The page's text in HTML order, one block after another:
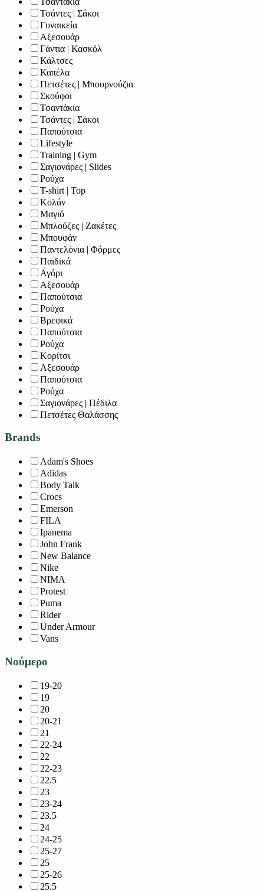
Τσάντες | Σάκοι
Γυναικεία
Αξεσουάρ
Γάντια | Κασκόλ
Κάλτσες
Καπέλα
Πετσέτες | Μπουρνούζια
Σκούφοι
Τσαντάκια
Τσάντες | Σάκοι
Παπούτσια
Lifestyle
Training | Gym
Σαγιονάρες | Slides
Ρούχα
T-shirt | Top
Κολάν
Μαγιό
Μπλούζες | Ζακέτες
Μπουφάν
Παντελόνια | Φόρμες
Παιδικά
Αγόρι
Αξεσουάρ
Παπούτσια
Ρούχα
Βρεφικά
Παπούτσια
Ρούχα
Κορίτσι
Αξεσουάρ
Παπούτσια
Ρούχα
Σαγιονάρες | Πέδιλα
Πετσέτες Θαλάσσης
Brands
Adam's Shoes
Adidas
Body Talk
Crocs
Emerson
FILA
Ipanema
John Frank
New Balance
Nike
NIMA
Protest
Puma
Rider
Under Armour
Vans
Νούμερο
19-20
19
20
20-21
21
22-24
22
22-23
22.5
23
23-24
23.5
24
24-25
25-27
25
25-26
25.5